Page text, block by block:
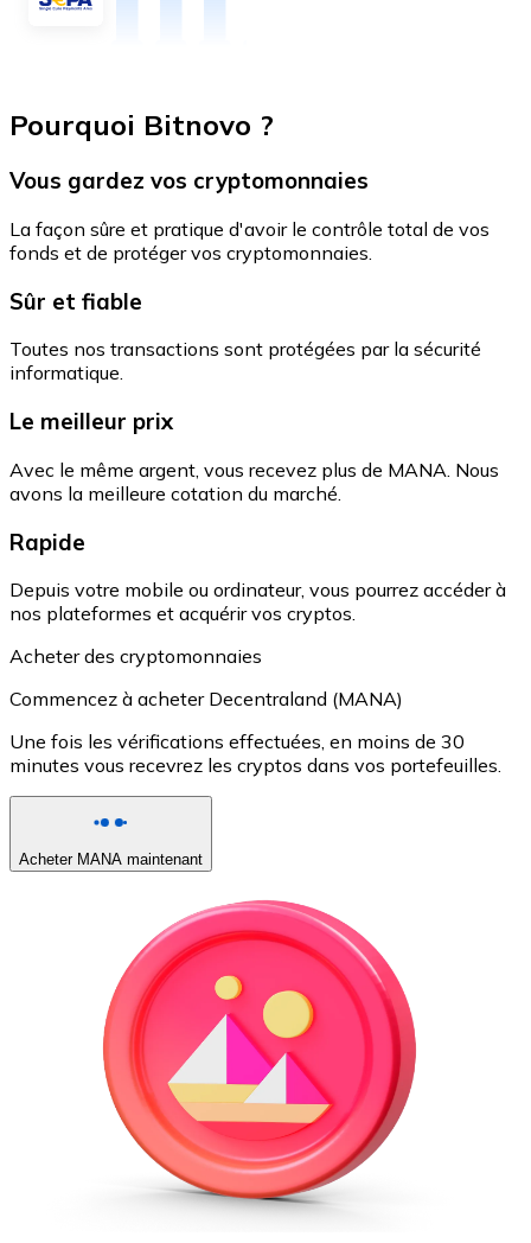
Pourquoi Bitnovo ?
Vous gardez vos cryptomonnaies
La façon sûre et pratique d'avoir le contrôle total de vos
fonds et de protéger vos cryptomonnaies.
Sûr et fiable
Toutes nos transactions sont protégées par la sécurité
informatique.
Le meilleur prix
Avec le même argent, vous recevez plus de MANA. Nous
avons la meilleure cotation du marché.
Rapide
Depuis votre mobile ou ordinateur, vous pourrez accéder à
nos plateformes et acquérir vos cryptos.
Acheter des cryptomonnaies
Commencez à acheter Decentraland (MANA)
Une fois les vérifications effectuées, en moins de 30
minutes vous recevrez les cryptos dans vos portefeuilles.
Acheter MANA maintenant